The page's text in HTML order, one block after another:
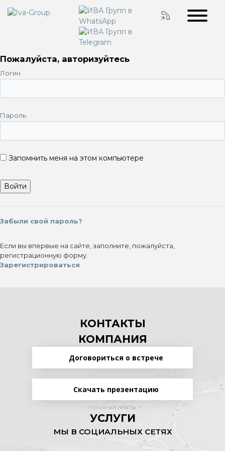
Пожалуйста, авторизуйтесь
Логин
Пароль
Запомнить меня на этом компьютере
Забыли свой пароль?
Если вы впервые на сайте, заполните, пожалуйста,
регистрационную форму.
Зарегистрироваться
КОНТАКТЫ
КОМПАНИЯ
Договориться о встрече
Скачать презентацию
УСЛУГИ
МЫ В СОЦИАЛЬНЫХ СЕТЯХ